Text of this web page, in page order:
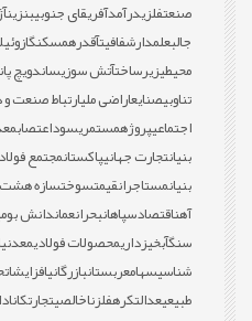
صنعتفلزیدرآمدآفریقای جنوبیبنزین
جالبعلمدارشفافیتآقدرهمسکن
محیطیزیرساختآتش سوزیساندویچ
تناوبیصنایعاراضی ملیارتباط صنعت
اجتماعیپروژهمستمریسوداعتصاب
بنیانتجارت جهانیپاکستانمجتمع
بنیانمستاجرانقیمتسوختسازه
آهناقتصادسپاهانبحرانعماندانش
سنگآبخیزداریمحصولات فولادیمعدنی
شناسیسهامعربستانبازرگانیافزایش
طبیعیعدالتکرهفلزناخالصیتجارتکانادا